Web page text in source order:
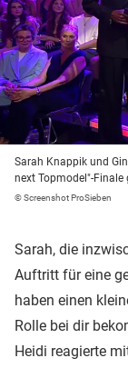
Sarah Knappik und
next Topmodel"-
© Screenshot ProSieben
Sarah, die
Auftritt für eine
haben einen
Rolle bei dir
Heidi reagierte